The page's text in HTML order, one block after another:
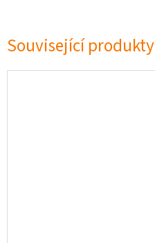
Související produkty